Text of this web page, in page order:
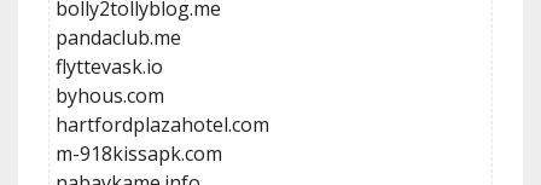
bolly2tollyblog.me
pandaclub.me
flyttevask.io
byhous.com
hartfordplazahotel.com
m-918kissapk.com